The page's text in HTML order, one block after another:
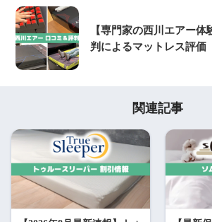
【専門家の西川エアー
判によるマットレス評価
関連記事